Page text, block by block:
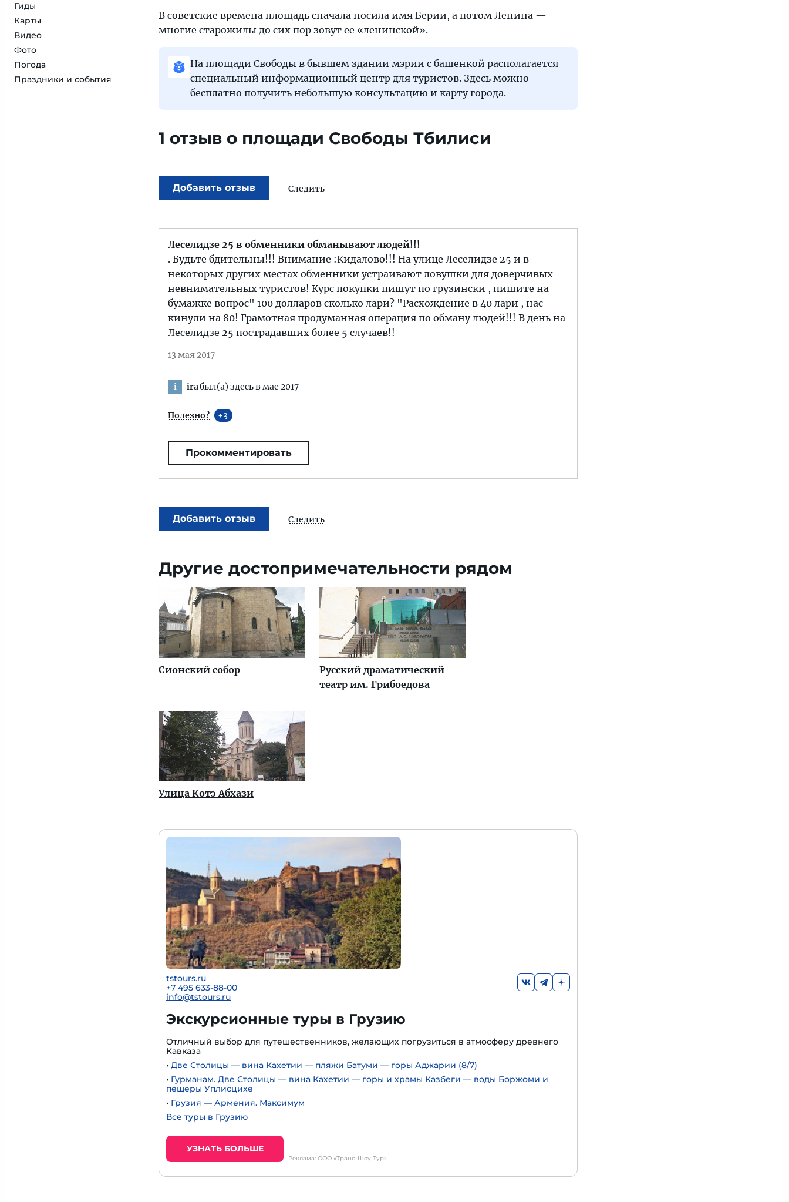
Гиды
Карты
Видео
Фото
Погода
Праздники и события
В советские времена площадь сначала носила имя Берии, а потом Ленина —
многие старожилы до сих пор зовут ее «ленинской».
На площади Свободы в бывшем здании мэрии с башенкой располагается
специальный информационный центр для туристов. Здесь можно
бесплатно получить небольшую консультацию и карту города.
1 отзыв о площади Свободы Тбилиси
Добавить отзыв Следить
Леселидзе 25 в обменники обманывают людей!!!
. Будьте бдительны!!! Внимание :Кидалово!!! На улице Леселидзе 25 и в
некоторых других местах обменники устраивают ловушки для доверчивых
невнимательных туристов! Курс покупки пишут по грузински , пишите на
бумажке вопрос" 100 долларов сколько лари? "Расхождение в 40 лари , нас
кинули на 80! Грамотная продуманная операция по обману людей!!! В день на
Леселидзе 25 пострадавших более 5 случаев!!
13 мая 2017
i iraбыл(а) здесь в мае 2017
Полезно? 3
Прокомментировать
Добавить отзыв Следить
Другие достопримечательности рядом
Сионский собор
Русский драматический
театр им. Грибоедова
Улица Котэ Абхази
tstours.ru
+7 495 633-88-00
info@tstours.ru
Экскурсионные туры в Грузию
Отличный выбор для путешественников, желающих погрузиться в атмосферу древнего
Кавказа
• Две Столицы — вина Кахетии — пляжи Батуми — горы Аджарии (8/7)
• Гурманам. Две Столицы — вина Кахетии — горы и храмы Казбеги — воды Боржоми и
пещеры Уплисцихе
• Грузия — Армения. Максимум
Все туры в Грузию
УЗНАТЬ БОЛЬШЕ
Реклама: ООО «Транс-Шоу Тур»